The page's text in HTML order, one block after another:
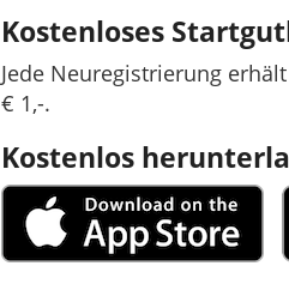
Kostenloses
Jede Neuregistrierung
€ 1,-.
Kostenlos